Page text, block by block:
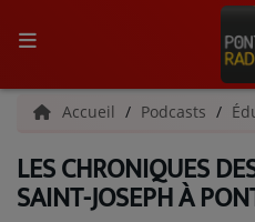
ACCUEIL
RADIO
Accueil Podcasts
LES CHRONIQUES
SAINT-JOSEPH À